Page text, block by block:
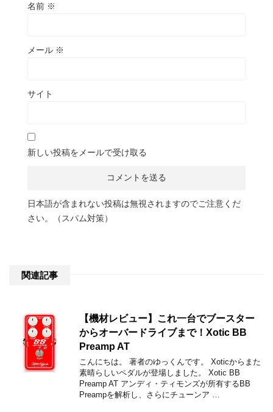
名前 ※
メール ※
サイト
新しい投稿をメールで受け取る
日本語が含まれない投稿は無視されますのでご注意くだ
さい。（スパム対策）
関連記事
【機材レビュー】これ一台でブースター
からオーバードライブまで！Xotic BB
Preamp AT
こんにちは。 著者のゆっくんです。 Xoticからまた
素晴らしいペダルが登場しました。 Xotic BB
Preamp AT アンディ・ティモンズが所有するBB
Preampを解析し、さらにチューンア …